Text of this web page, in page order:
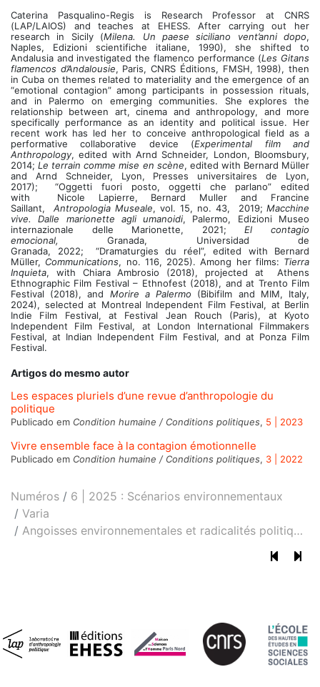
Caterina Pasqualino-Regis is Research Professor at CNRS
(LAP/LAIOS) and teaches at EHESS. After carrying out her
research in Sicily (Milena. Un paese siciliano vent’anni dopo,
Naples, Edizioni scientifiche italiane, 1990), she shifted to
Andalusia and investigated the flamenco performance (Les Gitans
flamencos d’Andalousie, Paris, CNRS Éditions, FMSH, 1998), then
in Cuba on themes related to materiality and the emergence of an
“emotional contagion” among participants in possession rituals,
and in Palermo on emerging communities. She explores the
relationship between art, cinema and anthropology, and more
specifically performance as an identity and political issue. Her
recent work has led her to conceive anthropological field as a
performative collaborative device (Experimental film and
Anthropology, edited with Arnd Schneider, London, Bloomsbury,
2014;Le terrain comme mise en scène, edited with Bernard Müller
and Arnd Schneider, Lyon, Presses universitaires de Lyon,
2017);
“Oggetti fuori posto, oggetti che parlano” edited
with
Nicole Lapierre, Bernard Muller and Francine
Saillant, Antropologia Museale, vol. 15, no. 43, 2019; Macchine
vive.Dalle marionette agli umanoidi, Palermo, Edizioni Museo
internazionale delle Marionette, 2021;El contagio
emocional,
Granada, Universidad de
Granada, 2022;
“Dramaturgies du réel”, edited with Bernard
Müller, Communications, no. 116, 2025). Among her films: Tierra
Inquieta, with Chiara Ambrosio (2018), projected at Athens
Ethnographic Film Festival – Ethnofest (2018), and at Trento Film
Festival (2018), and Morire a Palermo (Bibifilm and MIM, Italy,
2024), selected at Montreal Independent Film Festival, at Berlin
Indie Film Festival, at Festival Jean Rouch (Paris), at Kyoto
Independent Film Festival, at London International Filmmakers
Festival, at Indian Independent Film Festival, and at Ponza Film
Festival.
Artigos do mesmo autor
Les espaces pluriels d’une revue d’anthropologie du
politique
Publicado em Condition humaine / Conditions politiques, 5 | 2023
Vivre ensemble face à la contagion émotionnelle
Publicado em Condition humaine / Conditions politiques, 3 | 2022
Numéros
6 | 2025 : Scénarios environnementaux
Varia
Angoisses environnementales et radicalités politiq…